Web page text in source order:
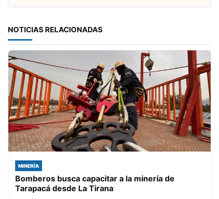
NOTICIAS RELACIONADAS
MINERÍA
Bomberos busca capacitar a la minería de
Tarapacá desde La Tirana